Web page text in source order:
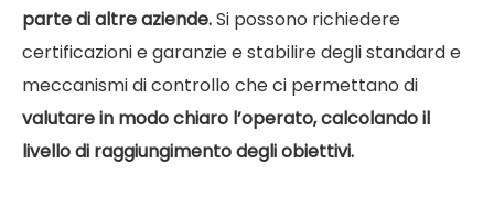
parte di altre aziende.Si possono richiedere
certificazioni e garanzie e stabilire degli standard e
meccanismi di controllo che ci permettano di
valutare in modo chiaro l’operato, calcolando il
livello di raggiungimento degli obiettivi.